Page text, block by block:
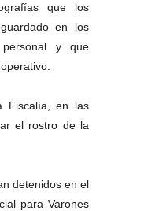
que los
en los
y que
Fiscalía, en las
el rostro de la
detenidos en el
para Varones